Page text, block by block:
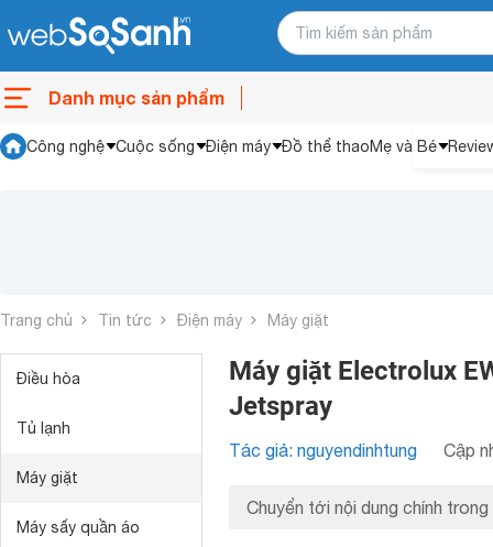
Danh mục sản phẩm
Công nghệ Cuộc sống Điện máy Đồ thể thaoMẹ và Bé
Trang chủ Tin tức Điện máy Máy giặt
Điều hòa
Tủ lạnh
Máy giặt
Máy sấy quần áo
Máy giặt Electrolux
Jetspray
Tác giả: nguyendinhtung Cập
Chuyển tới nội dung chính trong